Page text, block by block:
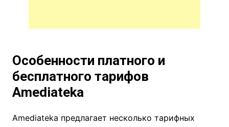
Особенности платного и
бесплатного тарифов
Amediateka
Amediateka предлагает несколько тарифных